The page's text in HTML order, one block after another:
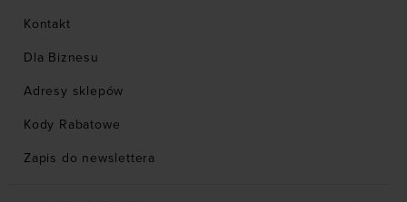
Kontakt
Dla Biznesu
Adresy sklepów
Kody Rabatowe
Zapis do newslettera